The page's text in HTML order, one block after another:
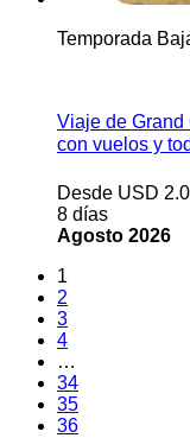
Temporada
Viaje de Grand
con vuelos y
Desde USD
8 días
Agosto 2026
1
2
3
4
…
34
35
36